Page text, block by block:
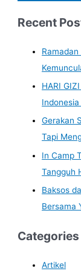
Recent
HARI
Gerakan
Tapi
In Camp
Tangguh
Baksos
Bersama
Categories
Artikel